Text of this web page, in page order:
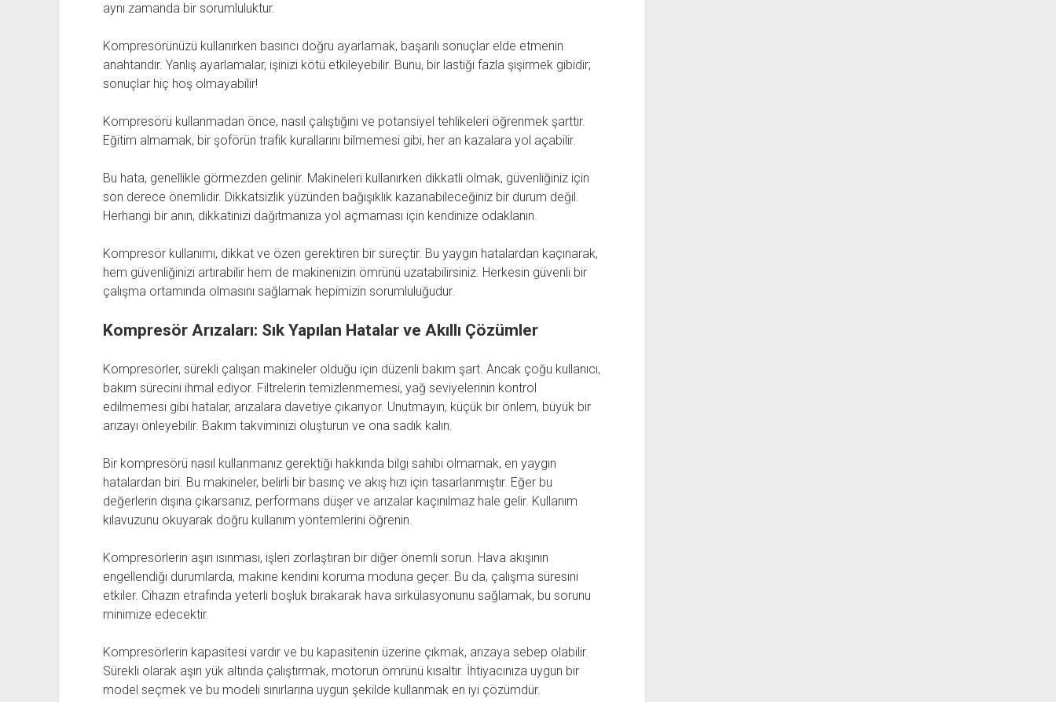
aynı zamanda bir sorumluluktur.
Kompresörünüzü kullanırken basıncı doğru ayarlamak, başarılı sonuçlar elde etmenin
anahtarıdır. Yanlış ayarlamalar, işinizi kötü etkileyebilir. Bunu, bir lastiği fazla şişirmek gibidir;
sonuçlar hiç hoş olmayabilir!
Kompresörü kullanmadan önce, nasıl çalıştığını ve potansiyel tehlikeleri öğrenmek şarttır.
Eğitim almamak, bir şoförün trafik kurallarını bilmemesi gibi, her an kazalara yol açabilir.
Bu hata, genellikle görmezden gelinir. Makineleri kullanırken dikkatli olmak, güvenliğiniz için
son derece önemlidir. Dikkatsizlik yüzünden bağışıklık kazanabileceğiniz bir durum değil.
Herhangi bir anın, dikkatinizi dağıtmanıza yol açmaması için kendinize odaklanın.
Kompresör kullanımı, dikkat ve özen gerektiren bir süreçtir. Bu yaygın hatalardan kaçınarak,
hem güvenliğinizi artırabilir hem de makinenizin ömrünü uzatabilirsiniz. Herkesin güvenli bir
çalışma ortamında olmasını sağlamak hepimizin sorumluluğudur.
Kompresör Arızaları: Sık Yapılan Hatalar ve Akıllı Çözümler
Kompresörler, sürekli çalışan makineler olduğu için düzenli bakım şart. Ancak çoğu kullanıcı,
bakım sürecini ihmal ediyor. Filtrelerin temizlenmemesi, yağ seviyelerinin kontrol
edilmemesi gibi hatalar, arızalara davetiye çıkarıyor. Unutmayın, küçük bir önlem, büyük bir
arızayı önleyebilir. Bakım takviminizi oluşturun ve ona sadık kalın.
Bir kompresörü nasıl kullanmanız gerektiği hakkında bilgi sahibi olmamak, en yaygın
hatalardan biri. Bu makineler, belirli bir basınç ve akış hızı için tasarlanmıştır. Eğer bu
değerlerin dışına çıkarsanız, performans düşer ve arızalar kaçınılmaz hale gelir. Kullanım
kılavuzunu okuyarak doğru kullanım yöntemlerini öğrenin.
Kompresörlerin aşırı ısınması, işleri zorlaştıran bir diğer önemli sorun. Hava akışının
engellendiği durumlarda, makine kendini koruma moduna geçer. Bu da, çalışma süresini
etkiler. Cihazın etrafında yeterli boşluk bırakarak hava sirkülasyonunu sağlamak, bu sorunu
minimize edecektir.
Kompresörlerin kapasitesi vardır ve bu kapasitenin üzerine çıkmak, arızaya sebep olabilir.
Sürekli olarak aşırı yük altında çalıştırmak, motorun ömrünü kısaltır. İhtiyacınıza uygun bir
model seçmek ve bu modeli sınırlarına uygun şekilde kullanmak en iyi çözümdür.